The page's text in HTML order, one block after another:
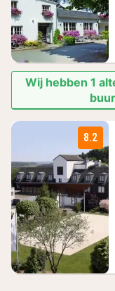
Wij hebben 1
8.2